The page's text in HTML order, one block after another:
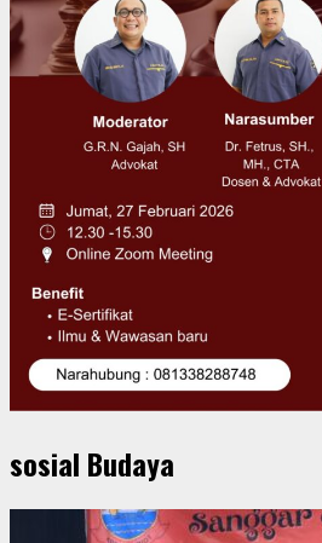
sosial Budaya